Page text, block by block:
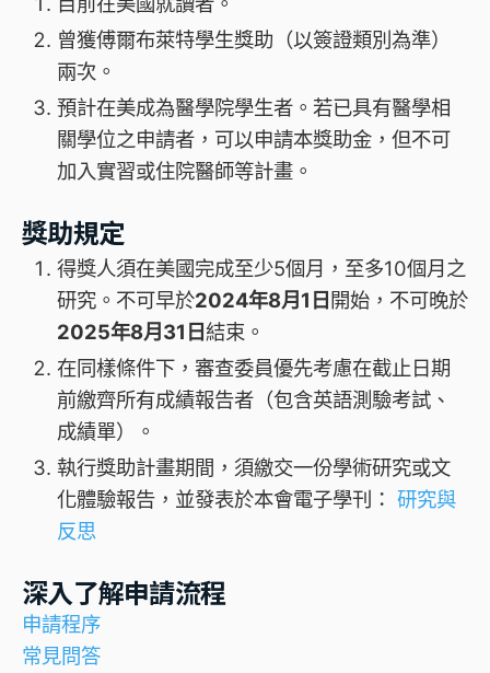
曾獲傅爾布萊特學生獎助（以簽證類別為準）
兩次。
預計在美成為醫學院學生者。若已具有醫學相
關學位之申請者，可以申請本獎助金，但不可
加入實習或住院醫師等計畫。
獎助規定
得獎人須在美國完成至少5個月，至多10個月之
研究。不可早於2024年8月1日 開始，不可晚於
2025年8月31日結束。
在同樣條件下，審查委員優先考慮在截止日期
前繳齊所有成績報告者（包含英語測驗考試、
成績單）。
執行獎助計畫期間，須繳交一份學術研究或文
化體驗報告，並發表於本會電子學刊： 研究與
反思
深入了解申請流程
申請程序
常見問答